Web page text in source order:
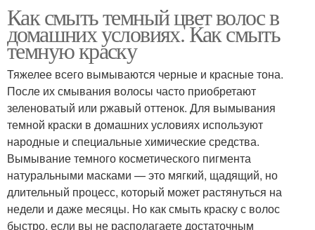
Как смыть темный цвет волос в
домашних условиях. Как смыть
темную краску
Тяжелее всего вымываются черные и красные тона.
После их смывания волосы часто приобретают
зеленоватый или ржавый оттенок. Для вымывания
темной краски в домашних условиях используют
народные и специальные химические средства.
Вымывание темного косметического пигмента
натуральными масками — это мягкий, щадящий, но
длительный процесс, который может растянуться на
недели и даже месяцы. Но как смыть краску с волос
быстро, если вы не располагаете достаточным